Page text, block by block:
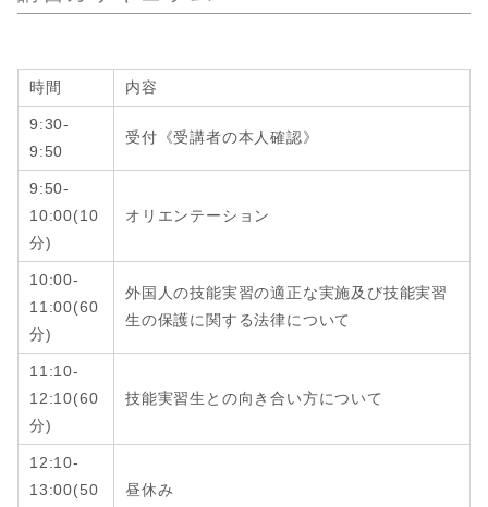
時間 内容
9:30-
9:50
受付《受講者の本人確認》
9:50-
10:00(10
分)
オリエンテーション
10:00-
11:00(60
分)
外国人の技能実習の適正な実施及び技能実習
生の保護に関する法律について
11:10-
12:10(60
分)
技能実習生との向き合い方について
12:10-
13:00(50
昼休み